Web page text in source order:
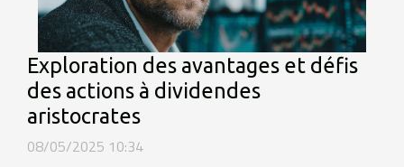
Exploration des avantages et défis
des actions à dividendes
aristocrates
08/05/2025 10:34